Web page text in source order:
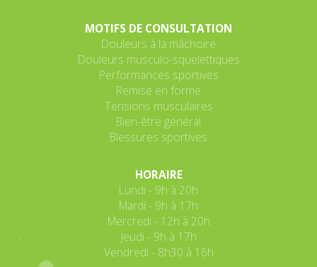
MOTIFS DE CONSULTATION
Douleurs à la mâchoire
Douleurs musculo-squelettiques
Performances sportives
Remise en forme
Tensions musculaires
Bien-être général
Blessures sportives
HORAIRE
Lundi - 9h à 20h
Mardi - 9h à 17h
Mercredi - 12h à 20h
Jeudi - 9h à 17h
Vendredi - 8h30 à 16h